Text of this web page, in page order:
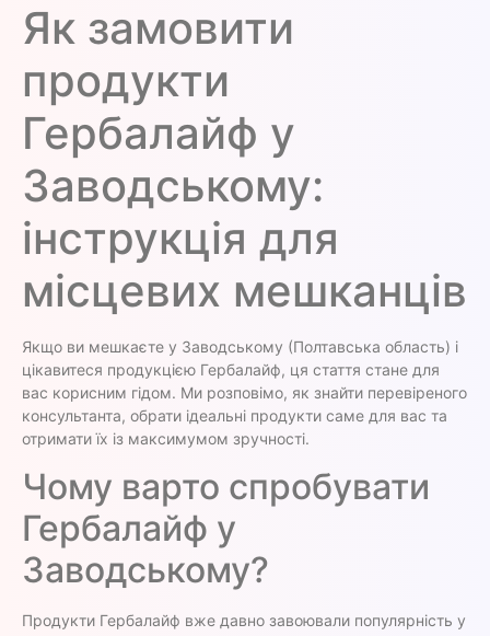
Як замовити
продукти
Гербалайф у
Заводському:
інструкція для
місцевих мешканців
Якщо ви мешкаєте у Заводському (Полтавська область) і
цікавитеся продукцією Гербалайф, ця стаття стане для
вас корисним гідом. Ми розповімо, як знайти перевіреного
консультанта, обрати ідеальні продукти саме для вас та
отримати їх із максимумом зручності.
Чому варто спробувати
Гербалайф у
Заводському?
Продукти Гербалайф вже давно завоювали популярність у